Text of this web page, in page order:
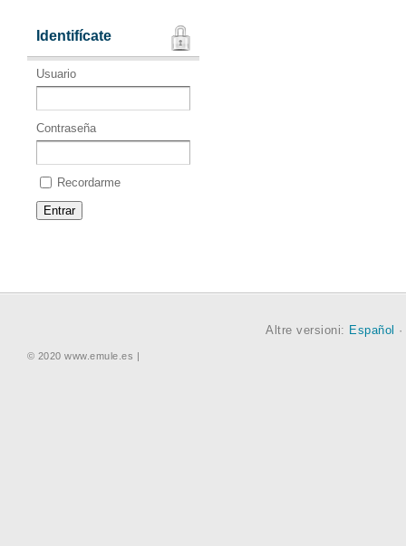
Identifícate
Usuario
Contraseña
Recordarme
Altre versioni: Español
© 2020 www.emule.es |